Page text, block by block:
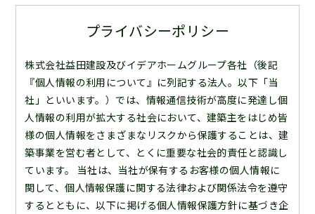
プライバシーポリシー
株式会社益田建設及びイデアホームグループ各社（後記
『個人情報の利用について』に列記する法人。以下「当
社」といいます。）では、情報通信技術が高度に発達し個
人情報の利用が拡大する社会において、建築主をはじめ皆
様の個人情報をさまざまなリスクから保護することは、建
築事業を営む者として、とくに重要な社会的責任と認識し
ています。 当社は、当社が保有するお客様の個人情報に
関して、個人情報保護に関する法律および関係法令を遵守
するとともに、以下に掲げる個人情報保護方針に基づき企